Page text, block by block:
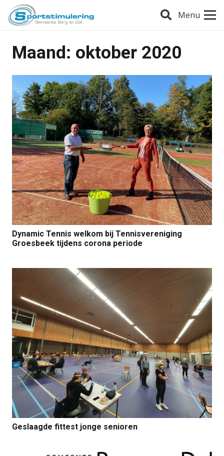
Menu
Maand: oktober 2020
Dynamic Tennis welkom bij Tennisvereniging
Groesbeek tijdens corona periode
Geslaagde fittest jonge senioren